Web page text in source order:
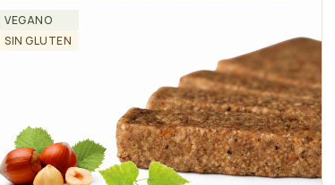
VEGANO
SIN GLUTEN